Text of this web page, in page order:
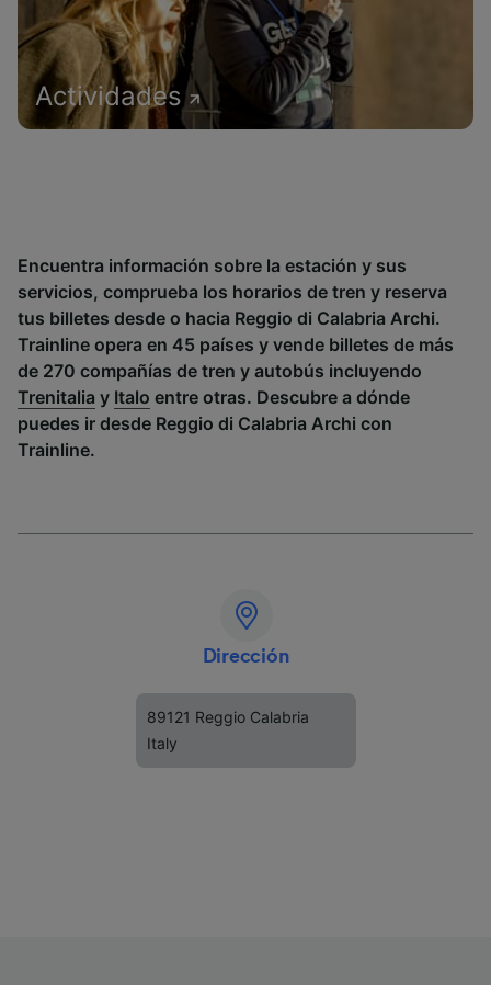
Actividades
Encuentra información sobre la estación y sus
servicios, comprueba los horarios de tren y reserva
tus billetes desde o hacia Reggio di Calabria Archi.
Trainline opera en 45 países y vende billetes de más
de 270 compañías de tren y autobús incluyendo
Trenitalia y Italo entre otras. Descubre a dónde
puedes ir desde Reggio di Calabria Archi con
Trainline.
Dirección
89121 Reggio Calabria
Italy